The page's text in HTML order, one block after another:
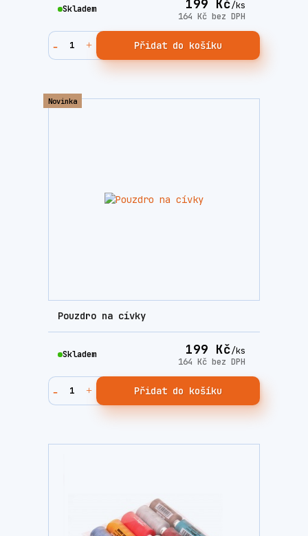
199 Kč/ks
164 Kč bez DPH
Skladem
Přidat do košíku
Novinka
Pouzdro na cívky
199 Kč/ks
164 Kč bez DPH
Skladem
Přidat do košíku